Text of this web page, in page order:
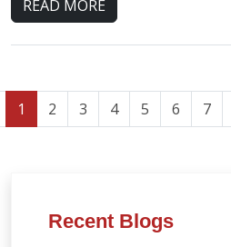
READ MORE
1 2 3 4 5 6 7
Recent Blogs